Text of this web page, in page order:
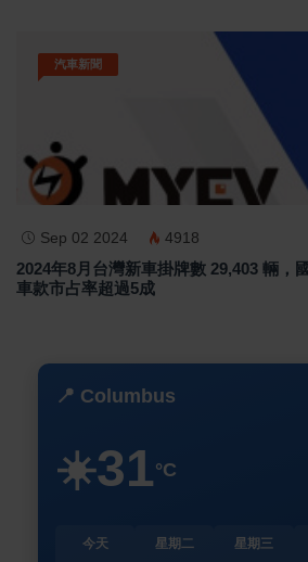
汽車新聞
Sep 02 2024 4918
2024年8月台灣新車掛牌數 29,403 輛，
車款市占率超過5成
📍 Columbus
☀️31°C
今天 星期二 星期三